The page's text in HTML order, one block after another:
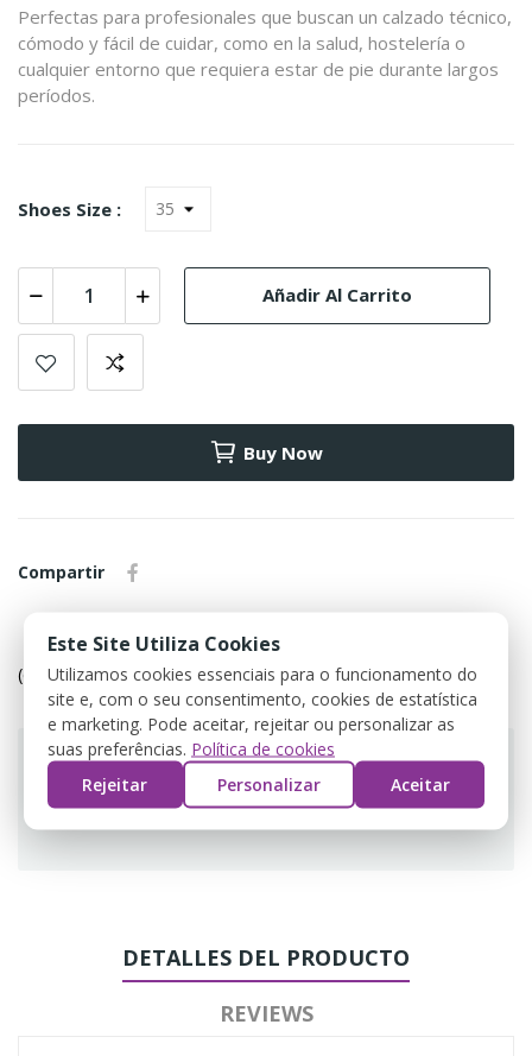
Perfectas para profesionales que buscan un calzado técnico,
cómodo y fácil de cuidar, como en la salud, hostelería o
cualquier entorno que requiera estar de pie durante largos
períodos.
Shoes Size :
Añadir Al Carrito
Buy Now
Compartir
Política de devolução
(editar com o módulo Customer Reassurance)
DETALLES DEL PRODUCTO
REVIEWS
Este Site Utiliza Cookies
Utilizamos cookies essenciais para o funcionamento do
site e, com o seu consentimento, cookies de estatística
e marketing. Pode aceitar, rejeitar ou personalizar as
suas preferências. Política de cookies
Rejeitar
Personalizar Aceitar